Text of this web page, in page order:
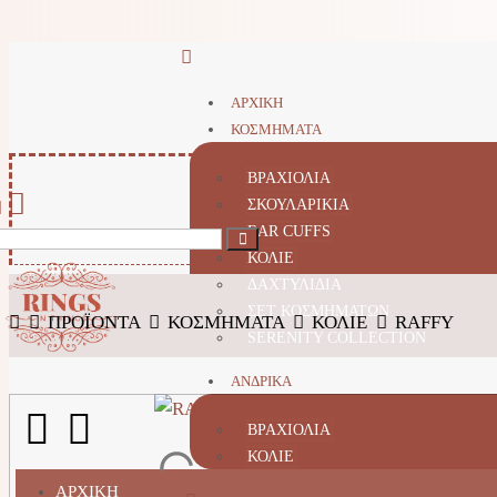
ΑΡΧΙΚΗ
ΚΟΣΜΗΜΑΤΑ
ΒΡΑΧΙΟΛΙΑ
ΣΚΟΥΛΑΡΙΚΙΑ
EAR CUFFS
ΚΟΛΙΕ
ΔΑΧΤΥΛΙΔΙΑ
ΣΕΤ ΚΟΣΜΗΜΑΤΩΝ
SERENITY COLLECTION
ΑΝΔΡΙΚΑ
ΒΡΑΧΙΟΛΙΑ
ΚΟΛΙΕ
ΑΡΧΙΚΗ
ΠΡΟΪΌΝΤΑ ΚΟΣΜΗΜΑΤΑ ΚΟΛΙΕ RAFFY